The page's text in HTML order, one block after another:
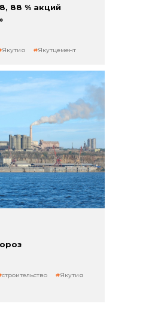
88 % акций
Якутия Якутцемент
строительство
Якутия